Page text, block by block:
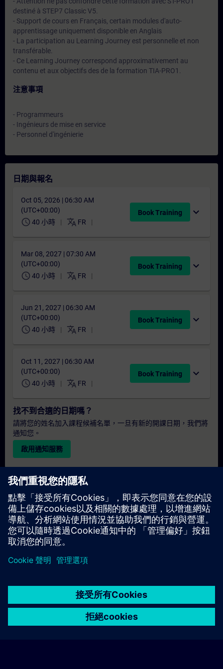
explore
destiné à STEP7 Classic V5.
- Support de cours en Français, certain modules d'auto-
apprentissage uniquement disponible en Anglais
- La participation au Learning Journey est personnelle et non
transférable.
- Ce Learning Journey correspond approximativement au
contenu et aux objectifs des de la formation TIA-PRO1.
注意事項
- Programmeurs
- Ingénieurs de mise en service
- Personnel d'ingénierie
日期與報名
Oct 05, 2026 | 06:30 AM
(UTC+00:00)
schedule 40 小時 translate FR
Book Training expand_more
Mar 08, 2027 | 07:30 AM
(UTC+00:00)
schedule 40 小時 translate FR
Book Training expand_more
Jun 21, 2027 | 06:30 AM
(UTC+00:00)
schedule 40 小時 translate FR
Book Training expand_more
Oct 11, 2027 | 06:30 AM
(UTC+00:00)
schedule 40 小時 translate FR
Book Training expand_more
找不到合適的日期嗎？
請將您的姓名加入課程候補名單，一旦有新的開課日期，我們將
通知您。
啟用通知服務
個人化報價
若您需要此培訓課程的標準報價單（例如供採購部門使用），請
點擊下方連結。您需先提供一些個人資料，之後我們將透過電子
郵件寄送報價單給您。
提供報價